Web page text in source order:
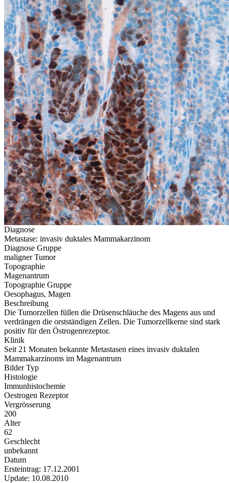
Diagnose
Metastase: invasiv duktales Mammakarzinom
Diagnose Gruppe
maligner Tumor
Topographie
Magenantrum
Topographie Gruppe
Oesophagus, Magen
Beschreibung
Die Tumorzellen füllen die Drüsenschläuche des Magens aus und
verdrängen die orstständigen Zellen. Die Tumorzellkerne sind stark
positiv für den Östrogenrezeptor.
Klinik
Seit 21 Monaten bekannte Metastasen eines invasiv duktalen
Mammakarzinoms im Magenantrum
Bilder Typ
Histologie
Immunhistochemie
Oestrogen Rezeptor
Vergrösserung
200
Alter
62
Geschlecht
unbekannt
Datum
Ersteintrag: 17.12.2001
Update: 10.08.2010